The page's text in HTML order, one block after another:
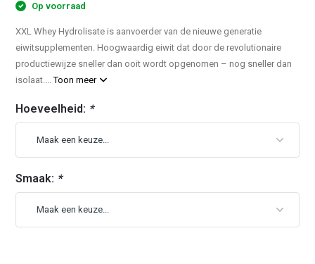
Op voorraad
XXL Whey Hydrolisate is aanvoerder van de nieuwe generatie
eiwitsupplementen. Hoogwaardig eiwit dat door de revolutionaire
productiewijze sneller dan ooit wordt opgenomen – nog sneller dan
isolaat....Toon meer
Hoeveelheid: *
Smaak: *